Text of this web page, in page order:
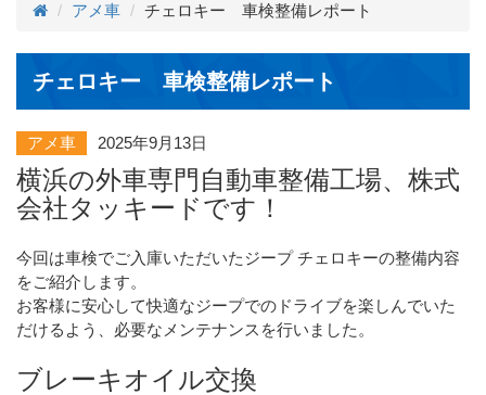
アメ車 チェロキー 車検整備レポート
チェロキー 車検整備レポート
アメ車 2025年9月13日
横浜の外車専門自動車整備工場、株式
会社タッキードです！
今回は車検でご入庫いただいたジープ チェロキーの整備内容
をご紹介します。
お客様に安心して快適なジープでのドライブを楽しんでいた
だけるよう、必要なメンテナンスを行いました。
ブレーキオイル交換